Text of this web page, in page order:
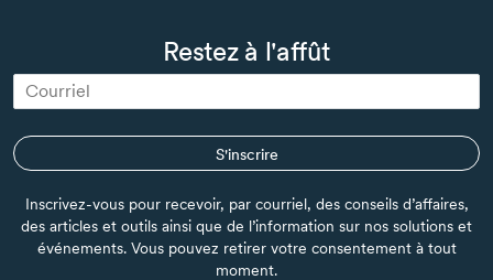
Restez à l'affût
S'inscrire
Inscrivez-vous pour recevoir, par courriel, des conseils d’affaires,
des articles et outils ainsi que de l’information sur nos solutions et
événements. Vous pouvez retirer votre consentement à tout
moment.